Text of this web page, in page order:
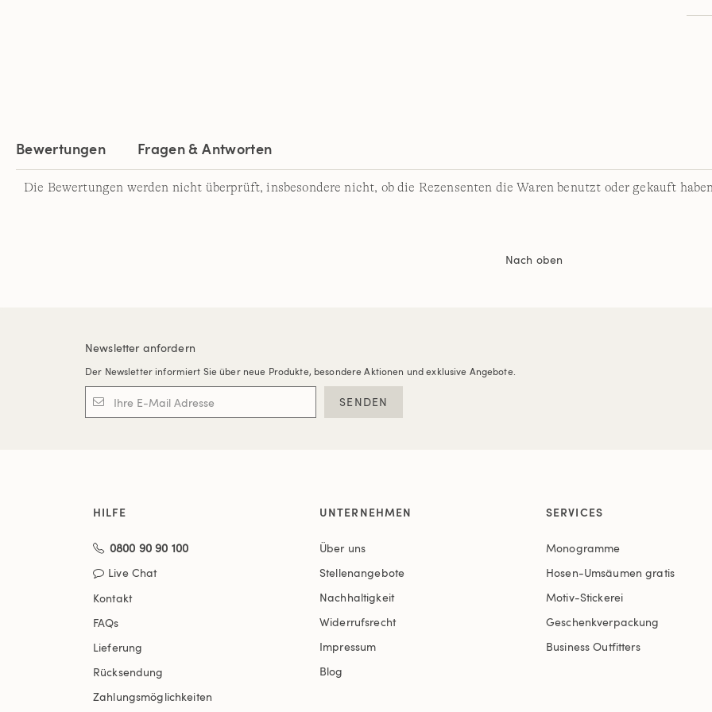
Bewertungen Fragen & Antworten
Die Bewertungen werden nicht überprüft, insbesondere nicht, ob die Rezensenten die Waren benutzt oder gekauft
Nach oben
Newsletter anfordern
Der Newsletter informiert Sie über neue Produkte, besondere Aktionen und exklusive Angebote.
SENDEN
HILFE
0800 90 90 100
Live Chat
Kontakt
FAQs
Lieferung
Rücksendung
Zahlungsmöglichkeiten
UNTERNEHMEN
Über uns
Stellenangebote
Nachhaltigkeit
Widerrufsrecht
Impressum
Blog
SERVICES
Monogramme
Hosen-Umsäumen gratis
Motiv-Stickerei
Geschenkverpackung
Business Outfitters